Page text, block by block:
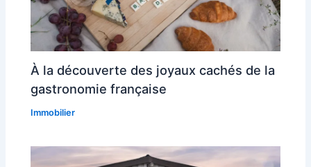
À la découverte des joyaux cachés de la
gastronomie française
Immobilier